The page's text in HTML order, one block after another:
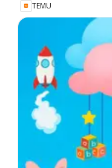
TEMU